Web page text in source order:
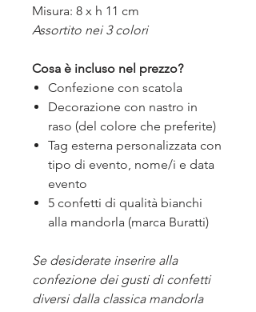
Misura: 8 x h 11 cm
Assortito nei 3 colori
Cosa è incluso nel prezzo?
Confezione con scatola
Decorazione con nastro in
raso (del colore che preferite)
Tag esterna personalizzata con
tipo di evento, nome/i e data
evento
5 confetti di qualità bianchi
alla mandorla (marca Buratti)
Se desiderate inserire alla
confezione dei gusti di confetti
diversi dalla classica mandorla